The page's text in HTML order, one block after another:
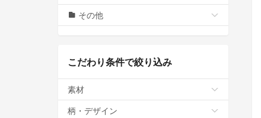
その他
こだわり条件で絞り込み
素材
柄・デザイン